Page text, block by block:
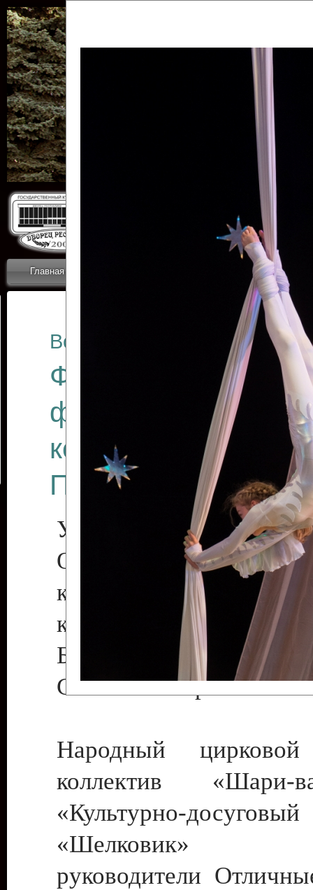
Главная Новости
ОТЧЕТЫ ГКЦ
Все отчеты
Финал
фестиваля
коллективов
Приднестровского
Участники фестиваля:
Образцовый
коллектив
культуры с.
Бендеры ,
Светлана Георгиевна
Народный цирковой
коллектив
«Культурно-
«Шелковик»
руководители